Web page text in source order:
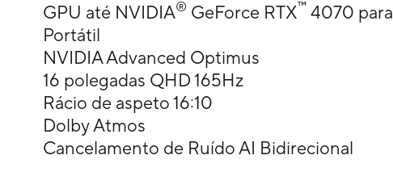
GPU até NVIDIA® GeForce RTX™ 4070 para
Portátil
NVIDIA Advanced Optimus
16 polegadas QHD 165Hz
Rácio de aspeto 16:10
Dolby Atmos
Cancelamento de Ruído AI Bidirecional